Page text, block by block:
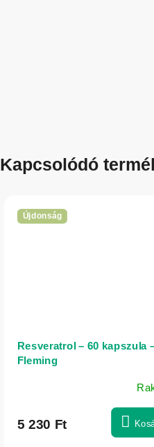
Kapcsolódó
Újdonság
Resveratrol – 60 kapszula
Fleming
5 230 Ft